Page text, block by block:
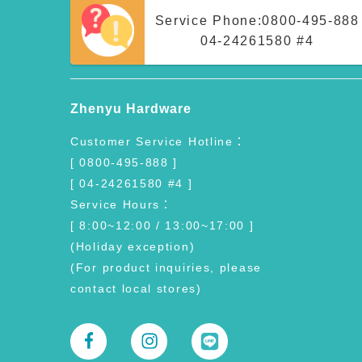
Service Phone:0800-495-888
04-24261580 #4
Zhenyu Hardware
Customer Service Hotline：
[ 0800-495-888 ]
[ 04-24261580 #4 ]
Service Hours：
[ 8:00~12:00 / 13:00~17:00 ]
(Holiday exception)
(For product inquiries, please
contact local stores)